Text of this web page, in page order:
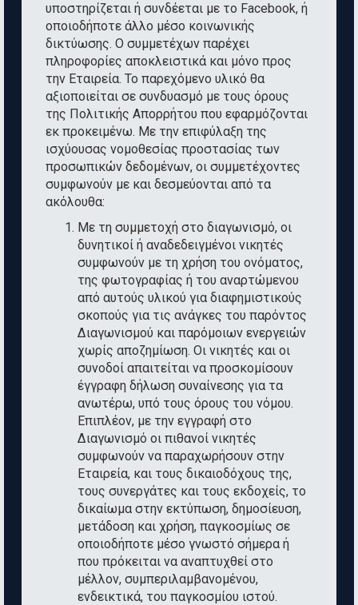
υποστηρίζεται ή συνδέεται με το Facebook, ή
οποιοδήποτε άλλο μέσο κοινωνικής
δικτύωσης. Ο συμμετέχων παρέχει
πληροφορίες αποκλειστικά και μόνο προς
την Εταιρεία. Το παρεχόμενο υλικό θα
αξιοποιείται σε συνδυασμό με τους όρους
της Πολιτικής Απορρήτου που εφαρμόζονται
εκ προκειμένω. Με την επιφύλαξη της
ισχύουσας νομοθεσίας προστασίας των
προσωπικών δεδομένων, οι συμμετέχοντες
συμφωνούν με και δεσμεύονται από τα
ακόλουθα:
Με τη συμμετοχή στο διαγωνισμό, οι
δυνητικοί ή αναδεδειγμένοι νικητές
συμφωνούν με τη χρήση του ονόματος,
της φωτογραφίας ή του αναρτώμενου
από αυτούς υλικού για διαφημιστικούς
σκοπούς για τις ανάγκες του παρόντος
Διαγωνισμού και παρόμοιων ενεργειών
χωρίς αποζημίωση. Οι νικητές και οι
συνοδοί απαιτείται να προσκομίσουν
έγγραφη δήλωση συναίνεσης για τα
ανωτέρω, υπό τους όρους του νόμου.
Επιπλέον, με την εγγραφή στο
Διαγωνισμό οι πιθανοί νικητές
συμφωνούν να παραχωρήσουν στην
Εταιρεία, και τους δικαιοδόχους της,
τους συνεργάτες και τους εκδοχείς, το
δικαίωμα στην εκτύπωση, δημοσίευση,
μετάδοση και χρήση, παγκοσμίως σε
οποιοδήποτε μέσο γνωστό σήμερα ή
που πρόκειται να αναπτυχθεί στο
μέλλον, συμπεριλαμβανομένου,
ενδεικτικά, του παγκοσμίου ιστού.